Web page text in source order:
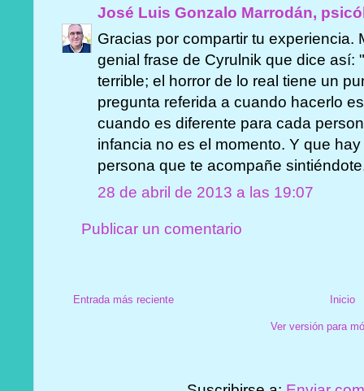
José Luis Gonzalo Marrodán,
Gracias por compartir tu experiencia.
genial frase de Cyrulnik que dice así:
terrible; el horror de lo real tiene un
pregunta referida a cuando hacerlo
cuando es diferente para cada
infancia no es el momento. Y que
persona que te acompañe
28 de abril de 2013 a las 19:07
Publicar un comentario
Entrada más reciente Inicio
Ver versión para